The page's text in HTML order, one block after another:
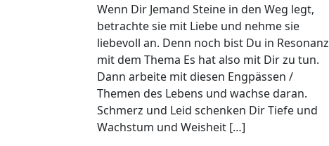
Wenn Dir Jemand Steine in den Weg legt,
betrachte sie mit Liebe und nehme sie
liebevoll an. Denn noch bist Du in Resonanz
mit dem Thema Es hat also mit Dir zu tun.
Dann arbeite mit diesen Engpässen /
Themen des Lebens und wachse daran.
Schmerz und Leid schenken Dir Tiefe und
Wachstum und Weisheit […]